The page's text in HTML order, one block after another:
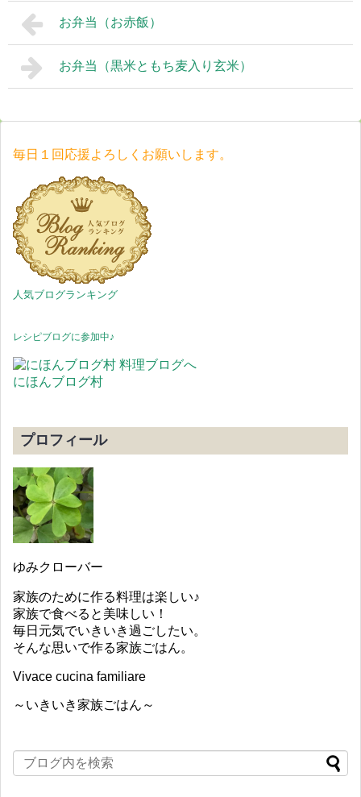
お弁当（お赤飯）
お弁当（黒米ともち麦入り玄米）
毎日１回応援よろしくお願いします。
人気ブログランキング
レシピブログに参加中♪
にほんブログ村
プロフィール
ゆみクローバー
家族のために作る料理は楽しい♪
家族で食べると美味しい！
毎日元気でいきいき過ごしたい。
そんな思いで作る家族ごはん。
Vivace cucina familiare
～いきいき家族ごはん～